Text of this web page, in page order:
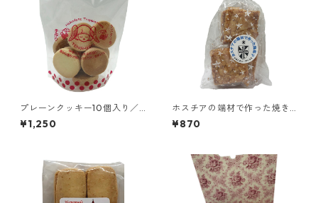
プレーンクッキー10個入り／
函館トラピスチヌ修道院 天使
園
¥1,250
ホスチアの端材で作った焼き
菓子／愛知 ドミニコ会 聖ヨゼ
フ修道院
¥870